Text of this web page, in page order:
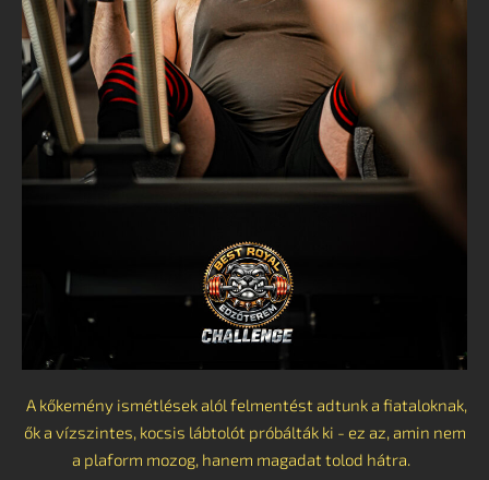
A kőkemény ismétlések alól felmentést adtunk a fiataloknak,
ők a vízszintes, kocsis lábtolót próbálták ki - ez az, amin nem
a plaform mozog, hanem magadat tolod hátra.